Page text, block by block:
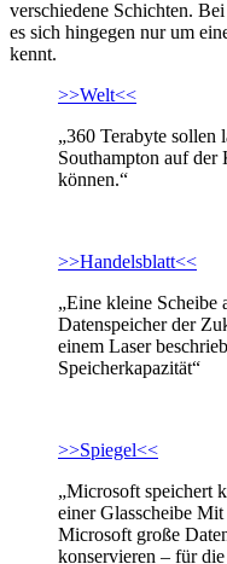
verschiedene Schichten.
es sich hingegen nur um
kennt.
>>Welt<<
„360 Terabyte sollen
Southampton auf der
können.“
>>Handelsblatt<<
„Eine kleine Scheibe
Datenspeicher der
einem Laser
Speicherkapazität“
>>Spiegel<<
„Microsoft speichert
einer Glasscheibe
Microsoft große
konservieren – für